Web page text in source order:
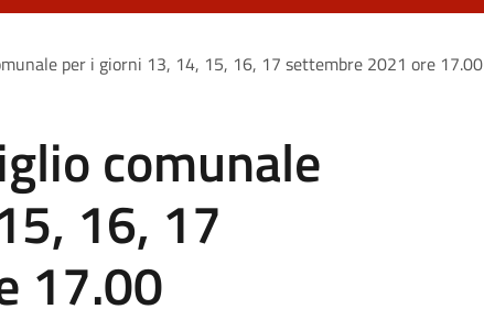
per i giorni 13, 14, 15, 16, 17 settembre 2021 ore 17.00
comunale
16, 17
17.00